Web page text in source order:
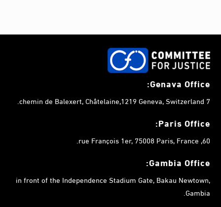
Genava Office:
7 chemin de Balexert, Châtelaine,1219 Geneva, Switzerland.
Paris Office:
60, rue François 1er, 75008 Paris, France.
Gambia Office:
in front of the Independence Stadium Gate, Bakau Newtown,
Gambia.